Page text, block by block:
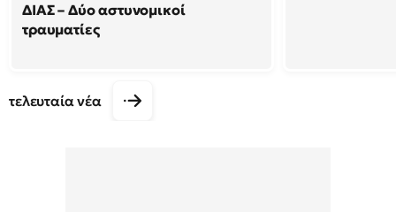
ΔΙΑΣ – Δύο αστυνομικοί
τραυματίες
τελευταία νέα